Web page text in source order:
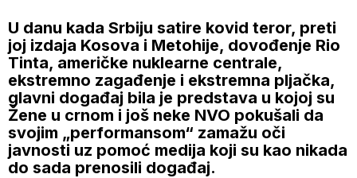
U danu kada Srbiju satire kovid teror, preti
joj izdaja Kosova i Metohije, dovođenje Rio
Tinta, američke nuklearne centrale,
ekstremno zagađenje i ekstremna pljačka,
glavni događaj bila je predstava u kojoj su
Žene u crnom i još neke NVO pokušali da
svojim „performansom“ zamažu oči
javnosti uz pomoć medija koji su kao nikada
do sada prenosili događaj.